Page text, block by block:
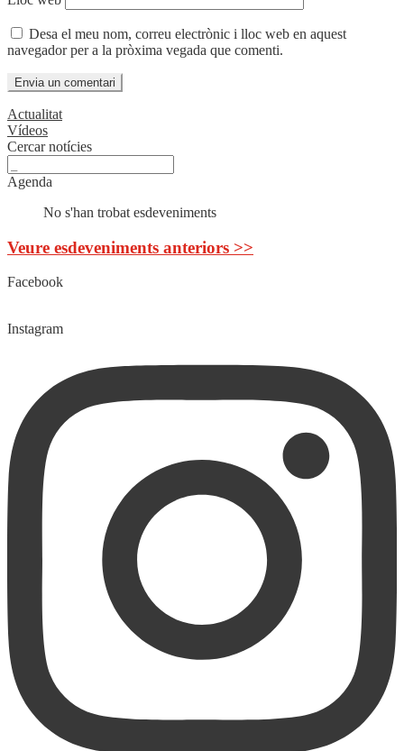
Desa el meu nom, correu electrònic i lloc web en aquest
navegador per a la pròxima vegada que comenti.
Actualitat
Vídeos
Cercar notícies
Agenda
No s'han trobat esdeveniments
Veure esdeveniments anteriors >>
Facebook
Instagram